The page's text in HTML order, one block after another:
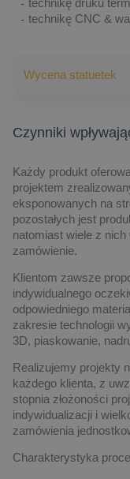
technikę CNC &
Wycena statuetek
Czynniki
Każdy produkt
projektem
eksponowanych na
pozostałych jest
natomiast wiele z nich
zamówienie.
Klientom zawsze
indywidualnego
odpowiedniego
zakresie technologii
3D, piaskowanie,
Realizujemy projekty
każdego klienta, z
stopnia złożoności
indywidualizacji i
zamówienia
Charakterystyka